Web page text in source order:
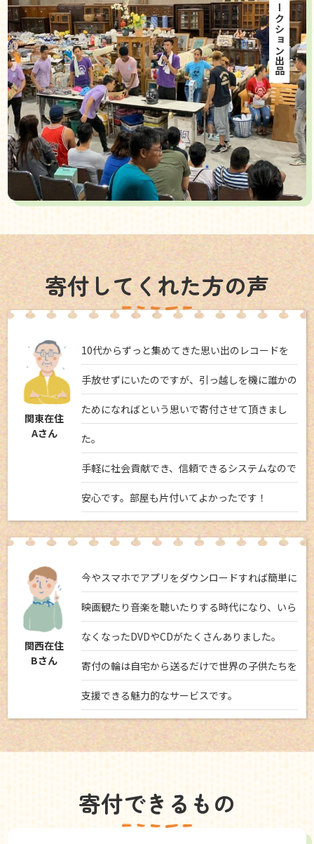
海外オークション出品
寄付してくれた方の声
関東在住
Aさん
10代からずっと集めてきた思い出のレコードを
手放せずにいたのですが、引っ越しを機に誰かの
ためになればという思いで寄付させて頂きまし
た。
手軽に社会貢献でき、信頼できるシステムなので
安心です。部屋も片付いてよかったです！
関西在住
Bさん
今やスマホでアプリをダウンロードすれば簡単に
映画観たり音楽を聴いたりする時代になり、いら
なくなったDVDやCDがたくさんありました。
寄付の輪は自宅から送るだけで世界の子供たちを
支援できる魅力的なサービスです。
寄付できるもの